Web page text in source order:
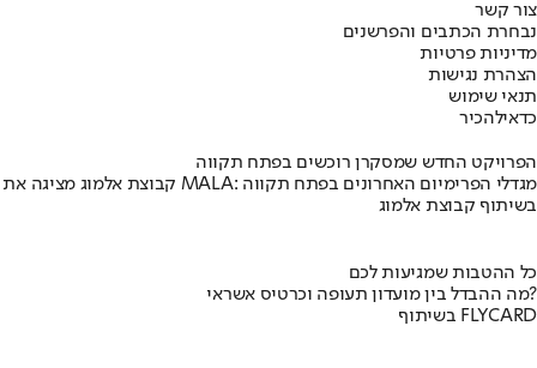
צור קשר
נבחרת הכתבים והפרשנים
מדיניות פרטיות
הצהרת נגישות
תנאי שימוש
כדאילהכיר
הפרויקט החדש שמסקרן רוכשים בפתח תקווה
קבוצת אלמוג מציגה את פרויקט MALA: מגדלי הפרימיום האחרונים בפתח תקווה
בשיתוף קבוצת אלמוג
כל ההטבות שמגיעות לכם
מה ההבדל בין מועדון תעופה וכרטיס אשראי?
בשיתוף FLYCARD